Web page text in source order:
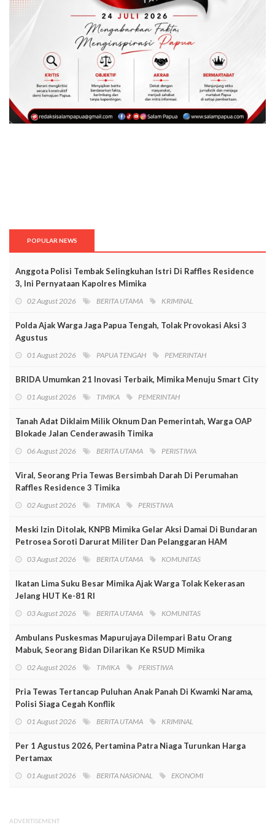
POPULAR NEWS
Anggota Polisi Tembak Selingkuhan Istri Di Raffles Residence
3, Ini Pernyataan Kapolres Mimika
02 August 2026 BERITA UTAMA KRIMINAL
Polda Ajak Warga Jaga Papua Tengah, Tolak Provokasi Aksi 3
Agustus
01 August 2026 PAPUA TENGAH PEMERINTAH
BRIDA Umumkan 21 Inovasi Terbaik, Mimika Menuju Smart City
01 August 2026 TIMIKA PEMERINTAH
Tanah Adat Diklaim Milik Oknum Dan Pemerintah, Warga OAP
Blokade Jalan Cenderawasih Timika
06 August 2026 BERITA UTAMA PERISTIWA
Viral, Seorang Pria Tewas Bersimbah Darah Di Perumahan
Raffles Residence 3 Timika
02 August 2026 TIMIKA PERISTIWA
Meski Izin Ditolak, KNPB Mimika Gelar Aksi Damai Di Bundaran
Petrosea Soroti Darurat Militer Dan Pelanggaran HAM
03 August 2026 BERITA UTAMA KOMUNITAS
Ikatan Lima Suku Besar Mimika Ajak Warga Tolak Kekerasan
Jelang HUT Ke-81 RI
03 August 2026 BERITA UTAMA KOMUNITAS
Ambulans Puskesmas Mapurujaya Dilempari Batu Orang
Mabuk, Seorang Bidan Dilarikan Ke RSUD Mimika
02 August 2026 TIMIKA PERISTIWA
Pria Tewas Tertancap Puluhan Anak Panah Di Kwamki Narama,
Polisi Siaga Cegah Konflik
01 August 2026 BERITA UTAMA KRIMINAL
Per 1 Agustus 2026, Pertamina Patra Niaga Turunkan Harga
Pertamax
01 August 2026 BERITA NASIONAL EKONOMI
ADVERTISEMENT